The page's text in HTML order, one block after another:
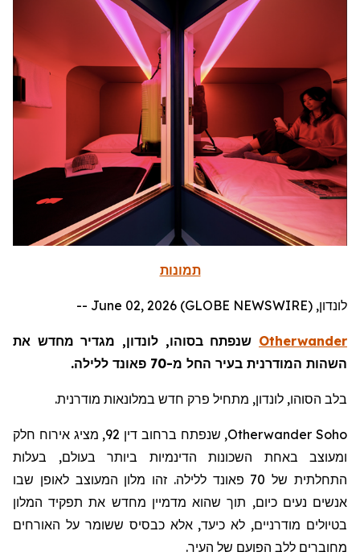
תמונות
לונדון, June 02, 2026 (GLOBE NEWSWIRE) --
Otherwander שנפתח בסוהו, לונדון, מגדיר מחדש את
השהות המודרנית בעיר החל מ-70 פאונד ללילה.
בלב הסוהו, לונדון, מתחיל פרק חדש במלונאות מודרנית.
Otherwander Soho
, שנפתח ברחוב דין 92, מציג אירוח חלק
ומעוצב באחת השכונות הדינמיות ביותר בעולם, בעלות
התחלתית של 70 פאונד ללילה. זהו מלון המעוצב לאופן שבו
אנשים נעים כיום, תוך שהוא מדמיין מחדש את תפקיד המלון
בטיולים מודרניים, לא כיעד, אלא כבסיס ששומר על האורחים
מחוברים ללב הפועם של העיר.